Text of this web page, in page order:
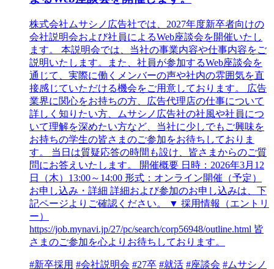
株式会社ムサシノ広告社では、2027年度新卒者向けの
会社説明会および社員によるWeb座談会を開催いたし
ます。 本説明会では、当社の事業内容や仕事内容をご
説明いたします。また、社員が参加するWeb座談会を
通じて、実際に働くメンバーの声や社内の雰囲気を直
接感じていただける機会をご用意しております。 広告
業界に関心をお持ちの方、広告代理店の仕事について
詳しく知りたい方、ムサシノ広告社の社風や社員につ
いて理解を深めたい方など、当社に少しでもご興味を
お持ちの学生の皆さまのご参加をお待ちしておりま
す。 当日は質疑応答の時間も設け、皆さまからのご質
問にお答えいたします。 開催概要 日時：2026年3月12
日（木）13:00～14:00 形式：オンライン開催（予定）
お申し込み・詳細 詳細および参加のお申し込みは、下
記ページよりご確認ください。 ▼ 採用情報（エントリ
ー）
https://job.mynavi.jp/27/pc/search/corp56948/outline.html 皆
さまのご参加を心よりお待ちしております。
#新卒採用 #会社説明会 #27卒 #就活 #座談会 #ムサシノ